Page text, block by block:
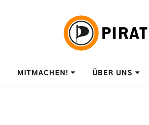
MITMACHEN! ÜBER UNS